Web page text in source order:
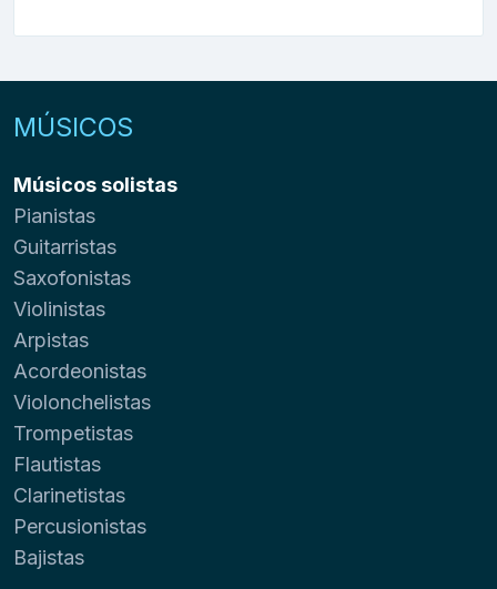
MÚSICOS
Músicos solistas
Pianistas
Guitarristas
Saxofonistas
Violinistas
Arpistas
Acordeonistas
Violonchelistas
Trompetistas
Flautistas
Clarinetistas
Percusionistas
Bajistas